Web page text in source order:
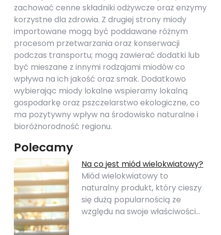
zachować cenne składniki odżywcze oraz enzymy
korzystne dla zdrowia. Z drugiej strony miody
importowane mogą być poddawane różnym
procesom przetwarzania oraz konserwacji
podczas transportu; mogą zawierać dodatki lub
być mieszane z innymi rodzajami miodów co
wpływa na ich jakość oraz smak. Dodatkowo
wybierając miody lokalne wspieramy lokalną
gospodarkę oraz pszczelarstwo ekologiczne, co
ma pozytywny wpływ na środowisko naturalne i
bioróżnorodność regionu.
Polecamy
Na co jest miód wielokwiatowy?
Miód wielokwiatowy to
naturalny produkt, który cieszy
się dużą popularnością ze
względu na swoje właściwości…